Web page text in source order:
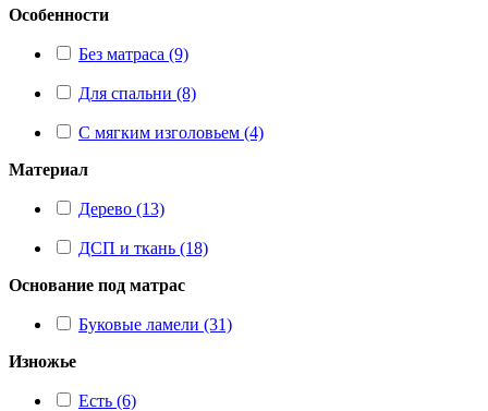
Особенности
Без матраса (9)
Для спальни (8)
С мягким изголовьем (4)
Материал
Дерево (13)
ДСП и ткань (18)
Основание под матрас
Буковые ламели (31)
Изножье
Есть (6)